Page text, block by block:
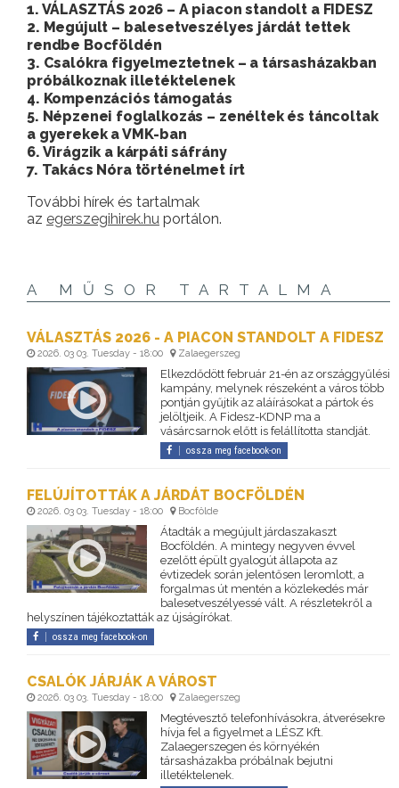
1. VÁLASZTÁS 2026 – A piacon standolt a FIDESZ
2. Megújult – balesetveszélyes járdát tettek
rendbe Bocföldén
3. Csalókra figyelmeztetnek – a társasházakban
próbálkoznak illetéktelenek
4. Kompenzációs támogatás
5. Népzenei foglalkozás – zenéltek és táncoltak
a gyerekek a VMK-ban
6. Virágzik a kárpáti sáfrány
7. Takács Nóra történelmet írt
További hírek és tartalmak
az egerszegihirek.hu portálon.
A MŰSOR TARTALMA
VÁLASZTÁS 2026 - A PIACON STANDOLT A FIDESZ
2026. 03 03. Tuesday - 18:00 Zalaegerszeg
Elkezdődött február 21-én az országgyűlési
kampány, melynek részeként a város több
pontján gyűjtik az aláírásokat a pártok és
jelöltjeik. A Fidesz-KDNP ma a
vásárcsarnok előtt is felállította standját.
ossza meg facebook-on
FELÚJÍTOTTÁK A JÁRDÁT BOCFÖLDÉN
2026. 03 03. Tuesday - 18:00 Bocfölde
Átadták a megújult járdaszakaszt
Bocföldén. A mintegy negyven évvel
ezelőtt épült gyalogút állapota az
évtizedek során jelentősen leromlott, a
forgalmas út mentén a közlekedés már
balesetveszélyessé vált. A részletekről a
helyszínen tájékoztatták az újságírókat.
ossza meg facebook-on
CSALÓK JÁRJÁK A VÁROST
2026. 03 03. Tuesday - 18:00 Zalaegerszeg
Megtévesztő telefonhívásokra, átverésekre
hívja fel a figyelmet a LÉSZ Kft.
Zalaegerszegen és környékén
társasházakba próbálnak bejutni
illetéktelenek.